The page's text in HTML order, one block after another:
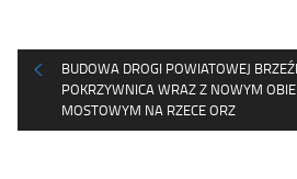
BUDOWA DROGI POWIATOWEJ
POKRZYWNICA WRAZ Z NOWYM
MOSTOWYM NA RZECE ORZ